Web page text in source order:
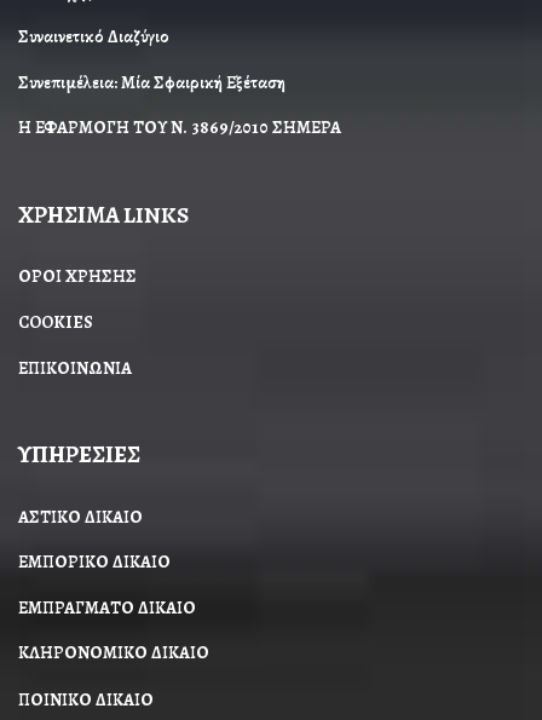
Συναινετικό Διαζύγιο
Συνεπιμέλεια: Μία Σφαιρική Εξέταση
Η ΕΦΑΡΜΟΓΗ ΤΟΥ Ν. 3869/2010 ΣΗΜΕΡΑ
ΧΡΗΣΙΜΑ LINKS
ΟΡΟΙ ΧΡΗΣΗΣ
COOKIES
ΕΠΙΚΟΙΝΩΝΙΑ
ΥΠΗΡΕΣΙΕΣ
ΑΣΤΙΚΟ ΔΙΚΑΙΟ
ΕΜΠΟΡΙΚΟ ΔΙΚΑΙΟ
ΕΜΠΡΑΓΜΑΤΟ ΔΙΚΑΙΟ
ΚΛΗΡΟΝΟΜΙΚΟ ΔΙΚΑΙΟ
ΠΟΙΝΙΚΟ ΔΙΚΑΙΟ